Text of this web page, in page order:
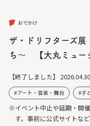
おでかけ
ザ・ドリフターズ
ち～ 【大丸ミュー
【終了しました】
アート・音楽・舞台 子
※イベント中止や延期・開
す。事前に公式サイトな